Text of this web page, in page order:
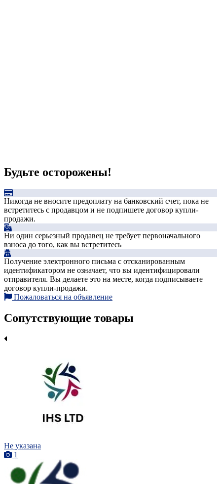
Будьте осторожены!
Никогда не вносите предоплату на банковский счет, пока не
встретитесь с продавцом и не подпишете договор купли-
продажи.
Ни один серьезный продавец не требует первоначального
взноса до того, как вы встретитесь
Получение электронного письма с отсканированным
идентификатором не означает, что вы идентифицировали
отправителя. Вы делаете это на месте, когда подписываете
договор купли-продажи.
Пожаловаться на объявление
Сопутствующие товары
Не указана
1